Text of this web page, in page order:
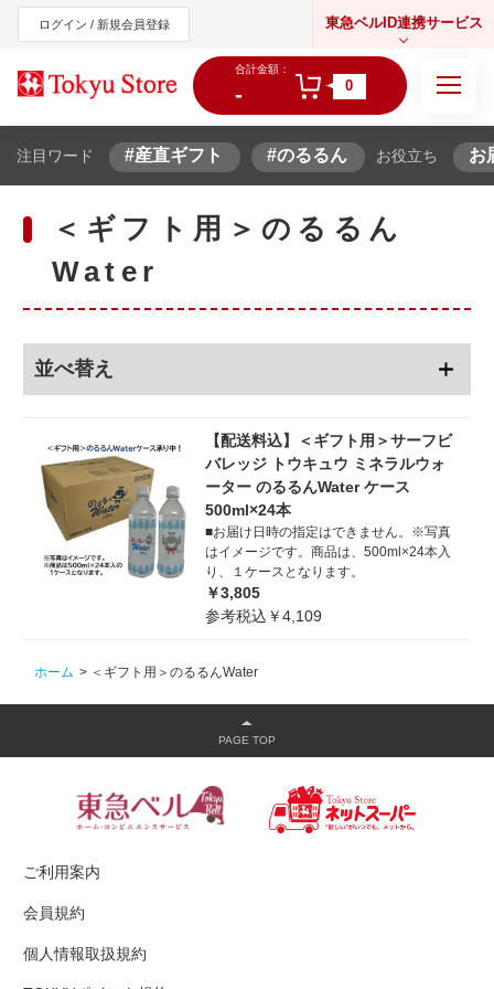
ログイン / 新規会員登録 東急ベルID連携サービス
東急オンラインショップ
合計金額：
- 0
注目ワード #産直ギフト #のるるん お役立ち お
＜ギフト用＞のるるん
Water
並べ替え
【配送料込】＜ギフト用＞サーフビ
バレッジ トウキュウ ミネラルウォ
ーター のるるんWater ケース
500ml×24本
■お届け日時の指定はできません。※写真
はイメージです。商品は、500ml×24本入
り、１ケースとなります。
￥3,805
参考税込￥4,109
ホーム > ＜ギフト用＞のるるんWater
ご利用案内
会員規約
個人情報取扱規約